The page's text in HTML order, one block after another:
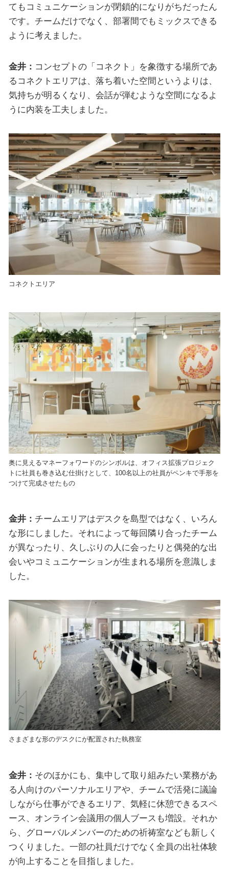
てもコミュニケーションが閉鎖的になりがちだったん
です。チームだけでなく、部署間でもミックスできる
ように考えました。
金井： コンセプトの「コネクト」を象徴する場所であ
るコネクトエリアは、落ち着いた空間というよりは、
気持ちが明るくなり、会話が弾むような空間になるよ
うに内装を工夫しました。
コネクトエリア
奥に見えるマネーフォワードのシンボルは、オフィス拡張プロジェク
トに社員も巻き込む仕掛けとして、100名以上の社員がペンキで手形を
つけて完成させたもの
金井： チームエリアはデスクを島型ではなく、いろん
な形にしました。それによって毎回隣り合ったチーム
が異なったり、久しぶりの人に会ったりと偶発的な出
会いやコミュニケーションが生まれる場所を意識しま
した。
さまざまな形のデスクにが配置された執務室
金井： そのほかにも、集中して取り組みたい業務があ
る人向けのパーソナルエリアや、チームで活発に議論
しながら仕事ができるエリア、気軽に休憩できるスペ
ース、オンライン会議用の個人ブースも増設。それか
ら、グローバルメンバーのための祈祷室なども新しく
つくりました。一部の社員だけでなく全員の出社体験
が向上することを目指しました。